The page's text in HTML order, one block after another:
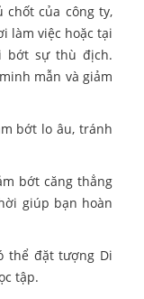
của công ty,
làm việc hoặc tại
bớt sự thù địch.
mẫn và giảm
bớt lo âu, tránh
bớt căng thẳng
giúp bạn hoàn
thể đặt tượng Di
tập.